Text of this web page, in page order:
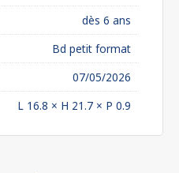
dès 6 ans
Bd petit format
07/05/2026
L 16.8 × H 21.7 × P 0.9